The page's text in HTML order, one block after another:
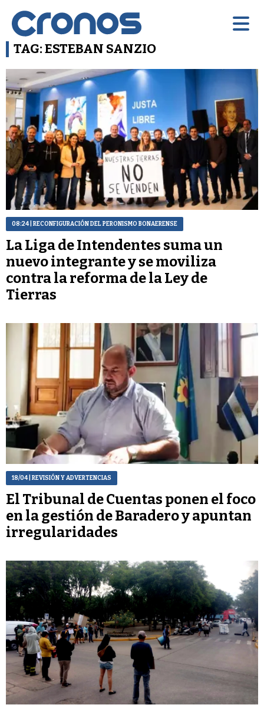
TAG: ESTEBAN SANZIO
08:24| RECONFIGURACIÓN DEL PERONISMO BONAERENSE
La Liga de Intendentes suma un
nuevo integrante y se moviliza
contra la reforma de la Ley de
Tierras
18/04| REVISIÓN Y ADVERTENCIAS
El Tribunal de Cuentas ponen el foco
en la gestión de Baradero y apuntan
irregularidades